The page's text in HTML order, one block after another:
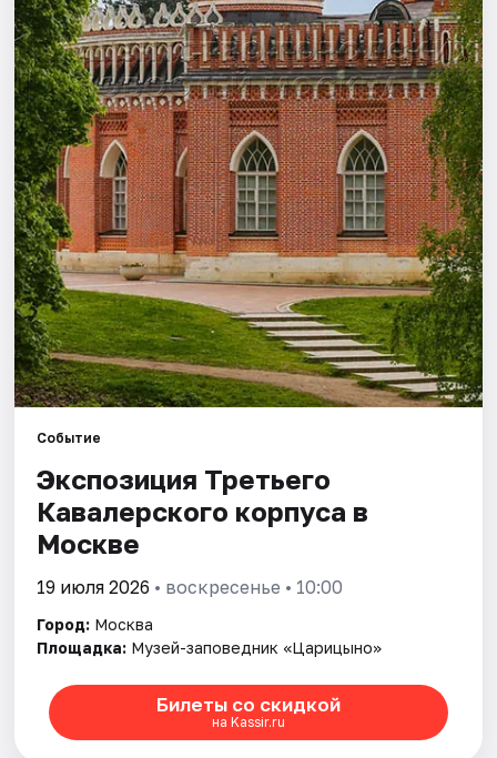
Города
Площадки
Артисты
Рейтинги
Событие
Экспозиция Третьего
Кавалерского корпуса в
Москве
19 июля 2026 • воскресенье • 10:00
Город: Москва
Площадка: Музей-заповедник «Царицыно»
Билеты со скидкой
на Kassir.ru